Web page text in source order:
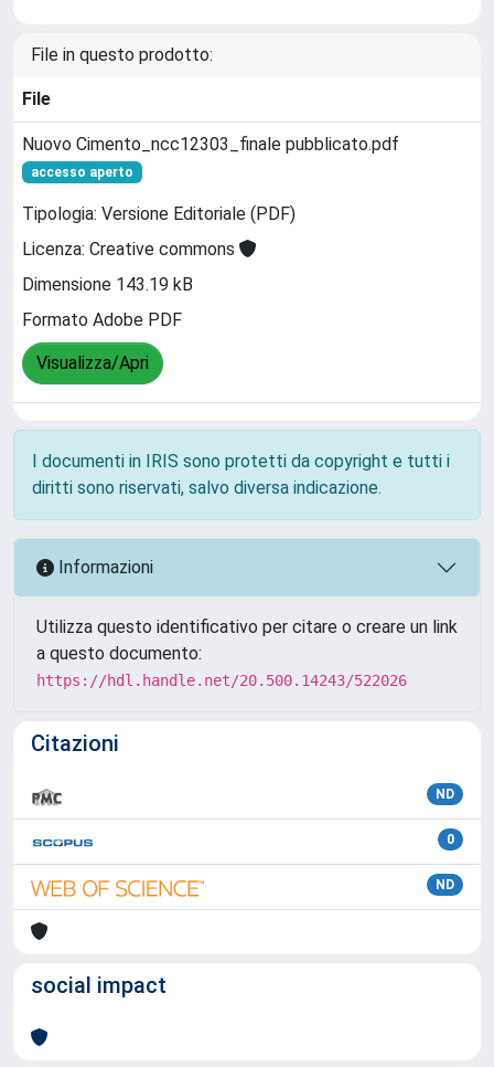
File in questo prodotto:
File
Nuovo Cimento_ncc12303_finale pubblicato.pdf
accesso aperto
Tipologia: Versione Editoriale (PDF)
Licenza: Creative commons
Dimensione 143.19 kB
Formato Adobe PDF
Visualizza/Apri
I documenti in IRIS sono protetti da copyright e tutti i
diritti sono riservati, salvo diversa indicazione.
Informazioni
Utilizza questo identificativo per citare o creare un link
a questo documento:
https://hdl.handle.net/20.500.14243/522026
Citazioni
ND
0
ND
social impact